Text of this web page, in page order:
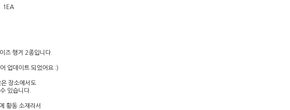
1EA
즈 행거 2종입니다.
업데이트 되었어요 :)
장소에서도
있습니다.
황동 소재라서